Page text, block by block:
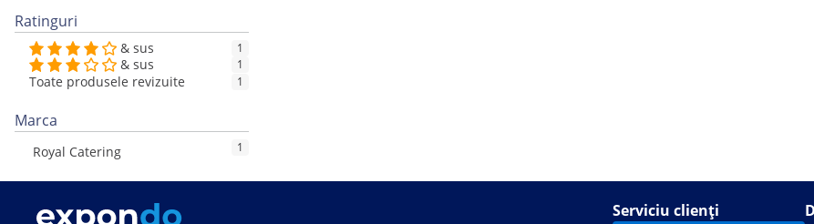
Ratinguri
& sus 1
& sus 1
Toate produsele revizuite 1
Marca
Royal Catering 1
Serviciu clienți